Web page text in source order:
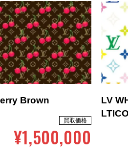
Brown
買取価格
¥1,500,000
LV